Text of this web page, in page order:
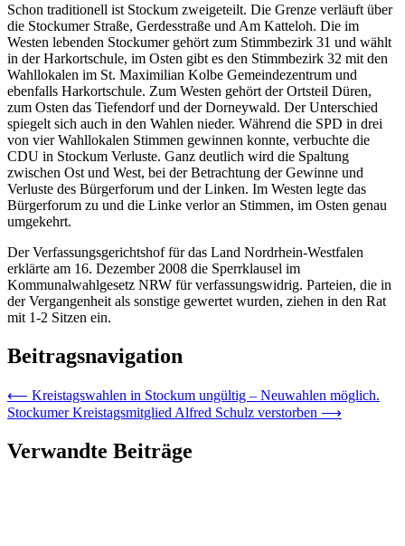
Schon traditionell ist Stockum zweigeteilt. Die Grenze verläuft über
die Stockumer Straße, Gerdesstraße und Am Katteloh. Die im
Westen lebenden Stockumer gehört zum Stimmbezirk 31 und wählt
in der Harkortschule, im Osten gibt es den Stimmbezirk 32 mit den
Wahllokalen im St. Maximilian Kolbe Gemeindezentrum und
ebenfalls Harkortschule. Zum Westen gehört der Ortsteil Düren,
zum Osten das Tiefendorf und der Dorneywald. Der Unterschied
spiegelt sich auch in den Wahlen nieder. Während die SPD in drei
von vier Wahllokalen Stimmen gewinnen konnte, verbuchte die
CDU in Stockum Verluste. Ganz deutlich wird die Spaltung
zwischen Ost und West, bei der Betrachtung der Gewinne und
Verluste des Bürgerforum und der Linken. Im Westen legte das
Bürgerforum zu und die Linke verlor an Stimmen, im Osten genau
umgekehrt.
Der Verfassungsgerichtshof für das Land Nordrhein-Westfalen
erklärte am 16. Dezember 2008 die Sperrklausel im
Kommunalwahlgesetz NRW für verfassungswidrig. Parteien, die in
der Vergangenheit als sonstige gewertet wurden, ziehen in den Rat
mit 1-2 Sitzen ein.
Beitragsnavigation
⟵ Kreistagswahlen in Stockum ungültig – Neuwahlen möglich.
Stockumer Kreistagsmitglied Alfred Schulz verstorben ⟶
Verwandte Beiträge